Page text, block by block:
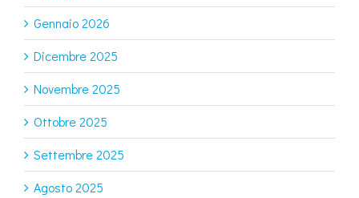
Gennaio 2026
Dicembre 2025
Novembre 2025
Ottobre 2025
Settembre 2025
Agosto 2025